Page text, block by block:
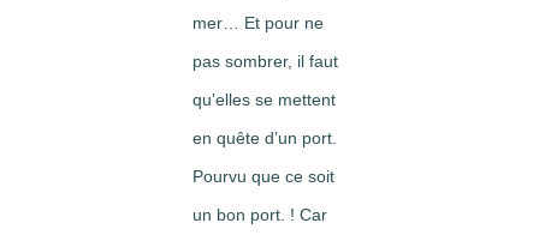
mer… Et pour ne
pas sombrer, il faut
qu’elles se mettent
en quête d’un port.
Pourvu que ce soit
un bon port. ! Car